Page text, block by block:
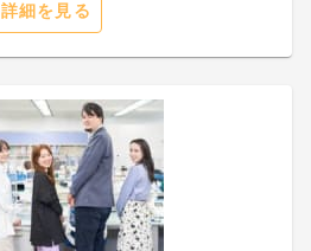
詳細を見る